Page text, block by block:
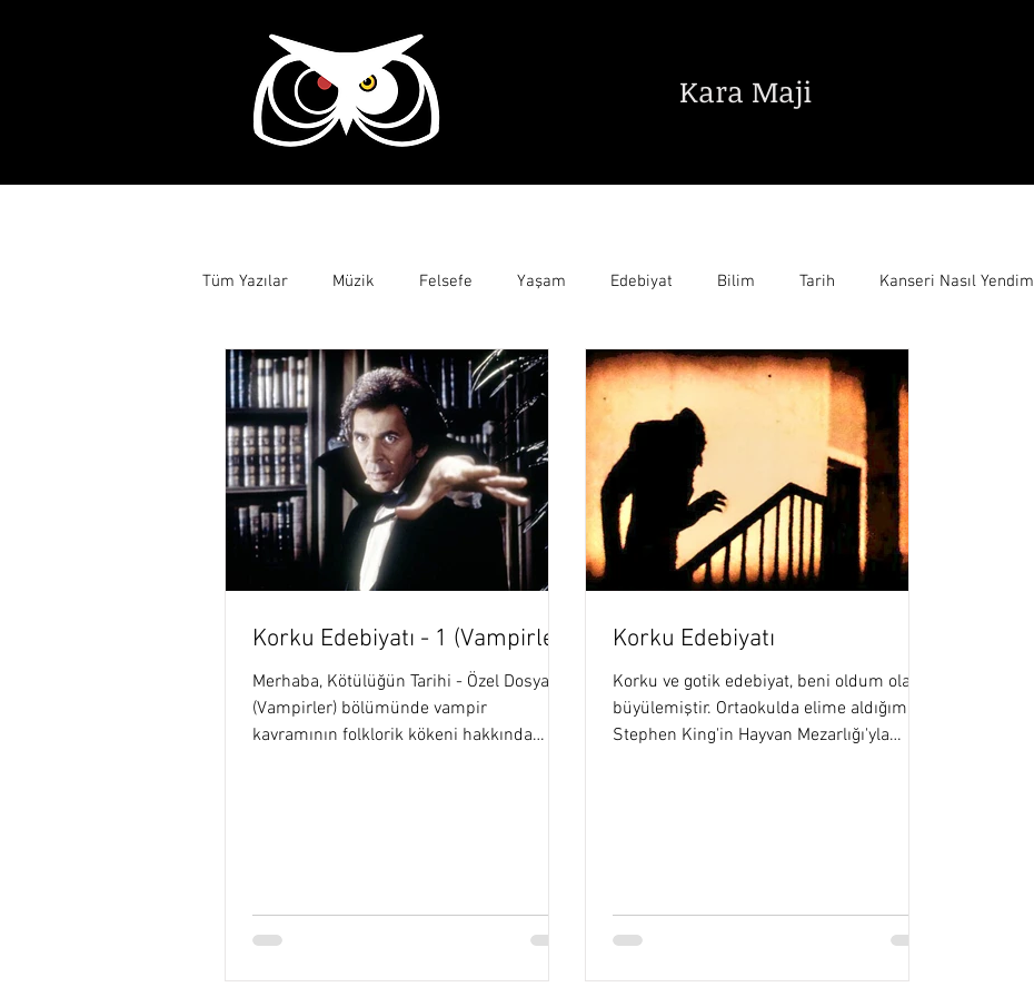
Kara Maji
Tüm Yazılar Müzik Felsefe Yaşam Edebiyat Bilim Tarih Kanseri Nasıl Yendim
Çocuk Eğitimine Katkı Bilgisayar Oyunları Sonsuzluğun Kıyılarında Alman Savaş Makinesi
Korku Edebiyatı Dostoyevski Progressive Rock Ludwig Van Beethoven
İslamın Altın Çağı Anasayfa Seçimlerim Sanat Karamaji Öyküleri EM Yazıları
Fen Lisesi ve Müzik Kötülüğün Tarihi Korku Edebiyatı Korku Sineması
Korku Edebiyatı - 1 (Vampirler)
Merhaba, Kötülüğün Tarihi - Özel Dosya
(Vampirler) bölümünde vampir
kavramının folklorik kökeni hakkında
Korku Edebiyatı
Korku ve gotik edebiyat, beni oldum olası
büyülemiştir. Ortaokulda elime aldığım
Stephen King'in Hayvan Mezarlığı'yla